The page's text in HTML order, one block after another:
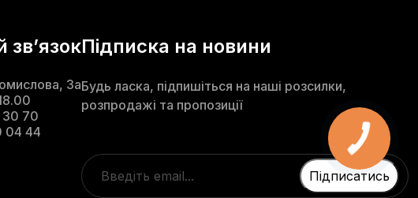
звʼязок
3а
30 70
04 44
Підписка на новини
Будь ласка, підпишіться на наші розсилки,
розпродажі та пропозиції